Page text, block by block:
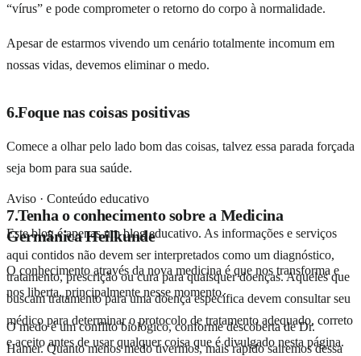
“vírus” e pode comprometer o retorno do corpo à normalidade.
Apesar de estarmos vivendo um cenário totalmente incomum em
nossas vidas, devemos eliminar o medo.
6.Foque nas coisas positivas
Comece a olhar pelo lado bom das coisas, talvez essa parada forçada
seja bom para sua saúde.
7.Tenha o conhecimento sobre a Medicina
Germânica Heilkunde
O conhecimento através da nova medicina é que nos transforma e
nos liberta, principalmente nesse momento.
O medo é um conflito biológico, conforme descoberta de Dr.
Hamer. Quanto menos medo tivermos, mais rápido sairemos dessa
Aviso · Conteúdo educativo
Este blog é apenas um blog educativo. As informações e serviços
aqui contidos não devem ser interpretados como um diagnóstico,
tratamento, prescrição ou cura para quaisquer doenças. Aqueles que
buscam tratamento para uma doença específica devem consultar seu
médico para determinar o protocolo de tratamento adequado, correto
e aceito antes de usar qualquer coisa que é divulgado nesta página.